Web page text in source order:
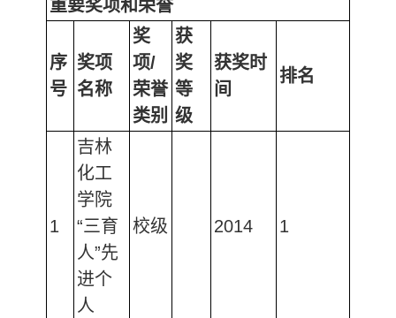
重要奖项和荣誉
序
号
奖项
名称
奖
项/
荣誉
类别
获
奖
等
级
获奖时
间
排名
1
吉林
化工
学院
“三育
人”先
进个
人
校级 2014 1